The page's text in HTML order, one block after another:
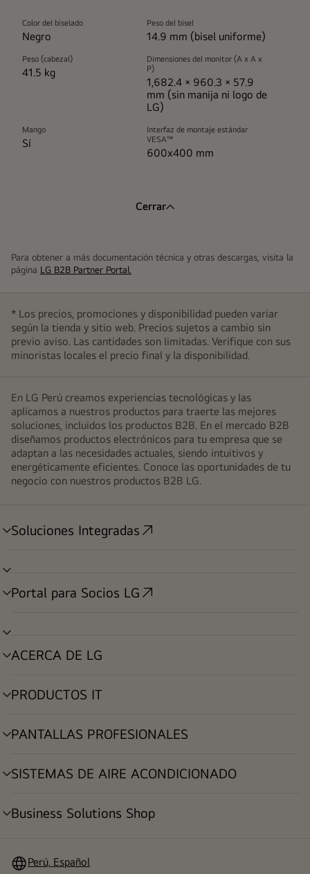
Color del biselado
Negro
Peso del bisel
14.9 mm (bisel uniforme)
Peso (cabezal)
41.5 kg
Dimensiones del monitor (A x A x
P)
1,682.4 × 960.3 × 57.9
mm (sin manija ni logo de
LG)
Mango
Sí
Interfaz de montaje estándar
VESA™
600x400 mm
Cerrar
Para obtener a más documentación técnica y otras descargas, visita la
página LG B2B Partner Portal.
* Los precios, promociones y disponibilidad pueden variar
según la tienda y sitio web. Precios sujetos a cambio sin
previo aviso. Las cantidades son limitadas. Verifique con sus
minoristas locales el precio final y la disponibilidad.
En LG Perú creamos experiencias tecnológicas y las
aplicamos a nuestros productos para traerte las mejores
soluciones, incluidos los productos B2B. En el mercado B2B
diseñamos productos electrónicos para tu empresa que se
adaptan a las necesidades actuales, siendo intuitivos y
energéticamente eficientes. Conoce las oportunidades de tu
negocio con nuestros productos B2B LG.
Soluciones Integradas
alternar
alternar
Portal para Socios LG
alternar
alternar
ACERCA DE LG
alternar
PRODUCTOS IT
alternar
PANTALLAS PROFESIONALES
alternar
SISTEMAS DE AIRE ACONDICIONADO
alternar
Business Solutions Shop
alternar
Perú, Español